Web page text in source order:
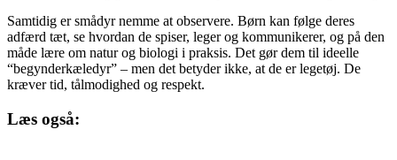
Samtidig er smådyr nemme at observere. Børn kan følge deres
adfærd tæt, se hvordan de spiser, leger og kommunikerer, og på den
måde lære om natur og biologi i praksis. Det gør dem til ideelle
“begynderkæledyr” – men det betyder ikke, at de er legetøj. De
kræver tid, tålmodighed og respekt.
Læs også: